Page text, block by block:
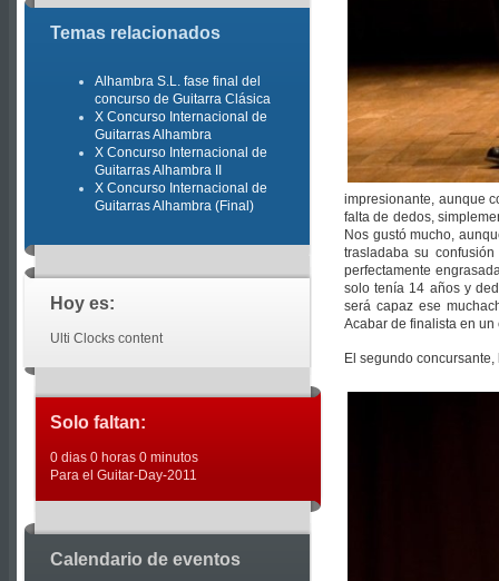
Temas relacionados
Alhambra S.L. fase final del
concurso de Guitarra Clásica
X Concurso Internacional de
Guitarras Alhambra
X Concurso Internacional de
Guitarras Alhambra II
X Concurso Internacional de
Guitarras Alhambra (Final)
Hoy es:
Ulti Clocks content
Solo faltan:
0 dias 0 horas 0 minutos
Para el Guitar-Day-2011
Calendario de eventos
impresionante, aunque
falta de dedos,
Nos gustó mucho,
trasladaba su
perfectamente
solo tenía 14 años y
será capaz ese
Acabar de finalista en
El segundo concursante,